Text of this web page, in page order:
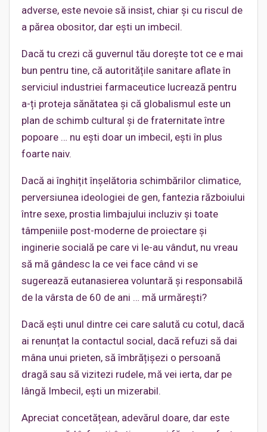
adverse, este nevoie să insist, chiar și cu riscul de
a părea obositor, dar ești un imbecil.
Dacă tu crezi că guvernul tău dorește tot ce e mai
bun pentru tine, că autoritățile sanitare aflate în
serviciul industriei farmaceutice lucrează pentru
a-ți proteja sănătatea și că globalismul este un
plan de schimb cultural și de fraternitate între
popoare … nu ești doar un imbecil, ești în plus
foarte naiv.
Dacă ai înghițit înșelătoria schimbărilor climatice,
perversiunea ideologiei de gen, fantezia războiului
între sexe, prostia limbajului incluziv și toate
tâmpeniile post-moderne de proiectare și
inginerie socială pe care vi le-au vândut, nu vreau
să mă gândesc la ce vei face când vi se
sugerează eutanasierea voluntară și responsabilă
de la vârsta de 60 de ani … mă urmărești?
Dacă ești unul dintre cei care salută cu cotul, dacă
ai renunțat la contactul social, dacă refuzi să dai
mâna unui prieten, să îmbrățișezi o persoană
dragă sau să vizitezi rudele, mă vei ierta, dar pe
lângă Imbecil, ești un mizerabil.
Apreciat concetățean, adevărul doare, dar este